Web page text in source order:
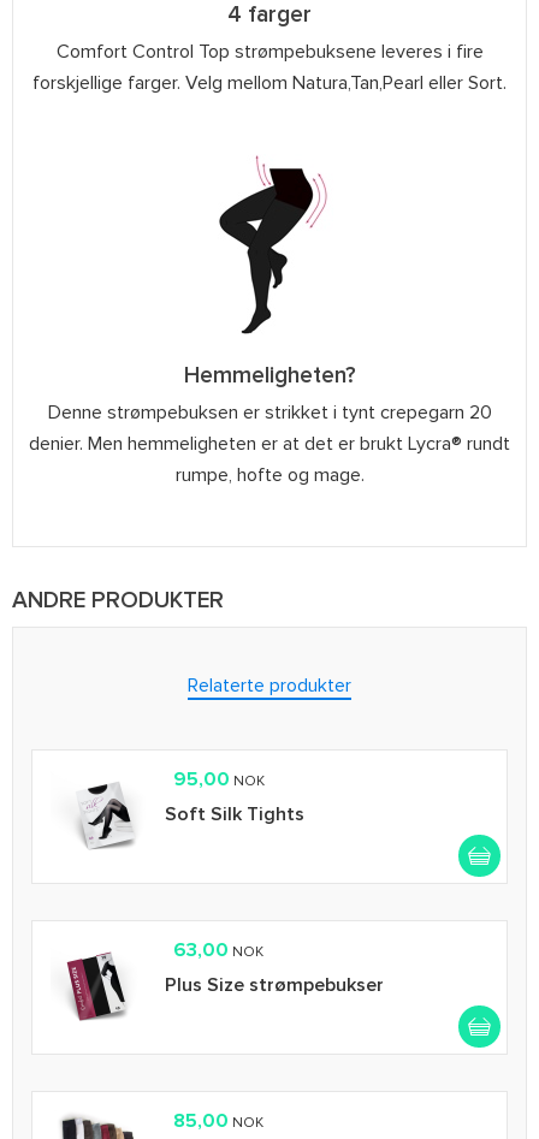
4 farger
Comfort Control Top strømpebuksene leveres i fire
forskjellige farger. Velg mellom Natura,Tan,Pearl eller Sort.
Hemmeligheten?
Denne strømpebuksen er strikket i tynt crepegarn 20
denier. Men hemmeligheten er at det er brukt Lycra® rundt
rumpe, hofte og mage.
ANDRE PRODUKTER
Relaterte produkter
95,00 NOK
Soft Silk Tights
63,00 NOK
Plus Size strømpebukser
85,00 NOK